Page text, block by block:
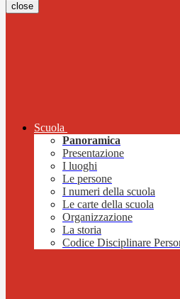
close
Scuola
Panoramica
Presentazione
I luoghi
Le persone
I numeri della scuola
Le carte della scuola
Organizzazione
La storia
Codice Disciplinare